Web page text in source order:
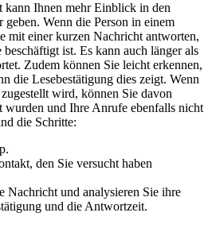
kann Ihnen mehr Einblick in den
Wenn die Person in einem
mit einer kurzen Nachricht antworten,
ist. Es kann auch länger als
Zudem können Sie leicht erkennen,
die Lesebestätigung dies zeigt. Wenn
wird, können Sie davon
wurden und Ihre Anrufe ebenfalls nicht
die Schritte:
den Sie versucht haben
Nachricht und analysieren Sie ihre
und die Antwortzeit.